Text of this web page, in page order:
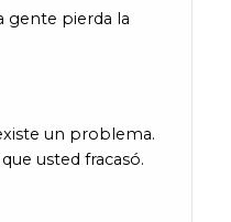
gente pierda la
un problema.
usted fracasó.